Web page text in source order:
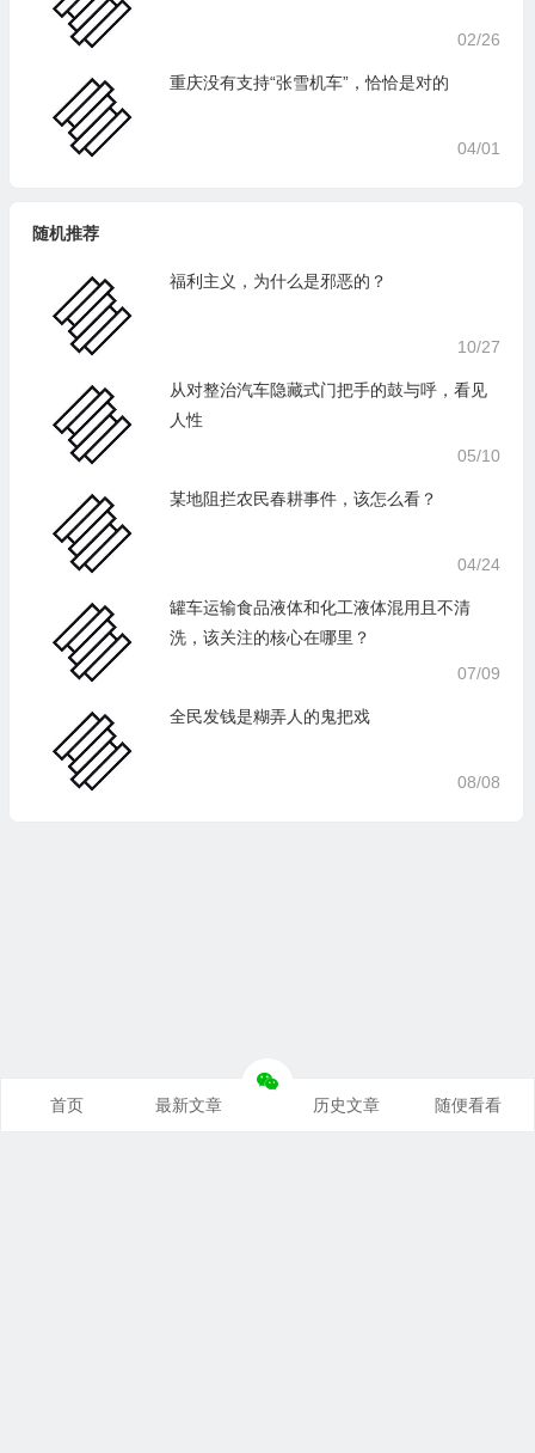
02/26
重庆没有支持“张雪机车”，恰恰是对的
04/01
随机推荐
福利主义，为什么是邪恶的？
10/27
从对整治汽车隐藏式门把手的鼓与呼，看见
人性
05/10
某地阻拦农民春耕事件，该怎么看？
04/24
罐车运输食品液体和化工液体混用且不清
洗，该关注的核心在哪里？
07/09
全民发钱是糊弄人的鬼把戏
08/08
首页 最新文章 历史文章 随便看看